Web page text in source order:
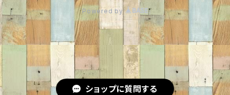
ショップに質問する
カーディガン
パーカー
いぬ
ライオン
40％OFF
30％OFF
35%OFF
Powered by